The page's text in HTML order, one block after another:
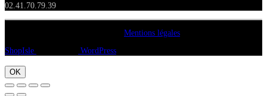
02.41.70.79.39
Mentions légales
ShopIsle
WordPress
OK